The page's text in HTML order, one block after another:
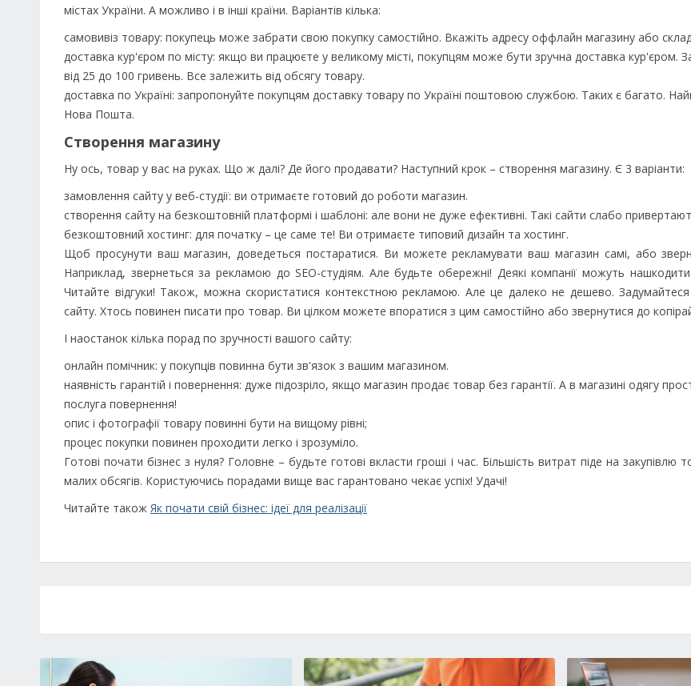
містах України. А можливо і в інші країни. Варіантів кілька:
самовивіз товару: покупець може забрати свою покупку самостійно. Вкажіть адресу оффлайн магазину або
доставка кур'єром по місту: якщо ви працюєте у великому місті, покупцям може бути зручна доставка кур'єром.
від 25 до 100 гривень. Все залежить від обсягу товару.
доставка по Україні: запропонуйте покупцям доставку товару по Україні поштовою службою. Таких є багато.
Нова Пошта.
Створення магазину
Ну ось, товар у вас на руках. Що ж далі? Де його продавати? Наступний крок – створення магазину. Є 3 варіанти:
замовлення сайту у веб-студії: ви отримаєте готовий до роботи магазин.
створення сайту на безкоштовній платформі і шаблоні: але вони не дуже ефективні. Такі сайти слабо
безкоштовний хостинг: для початку – це саме те! Ви отримаєте типовий дизайн та хостинг.
Щоб просунути ваш магазин, доведеться постаратися. Ви можете рекламувати ваш магазин самі, або
Наприклад, звернеться за рекламою до SEO-студіям. Але будьте обережні! Деякі компанії можуть
Читайте відгуки! Також, можна скористатися контекстною рекламою. Але це далеко не дешево.
сайту. Хтось повинен писати про товар. Ви цілком можете впоратися з цим самостійно або звернутися до
І наостанок кілька порад по зручності вашого сайту:
онлайн помічник: у покупців повинна бути зв'язок з вашим магазином.
наявність гарантій і повернення: дуже підозріло, якщо магазин продає товар без гарантії. А в магазині одягу
послуга повернення!
опис і фотографії товару повинні бути на вищому рівні;
процес покупки повинен проходити легко і зрозуміло.
Готові почати бізнес з нуля? Головне – будьте готові вкласти гроші і час. Більшість витрат піде на закупівлю
малих обсягів. Користуючись порадами вище вас гарантовано чекає успіх! Удачі!
Читайте також Як почати свій бізнес: ідеї для реалізації